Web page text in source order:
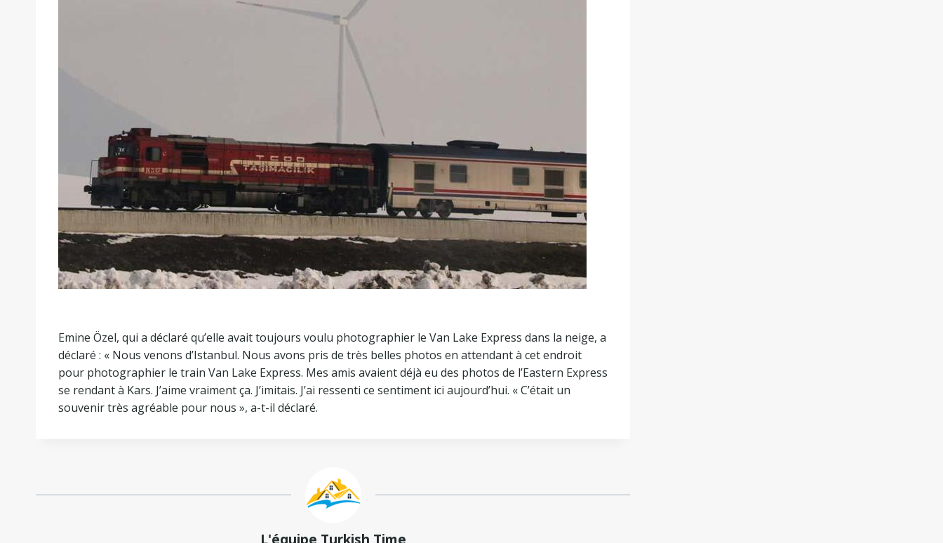
Emine Özel, qui a déclaré qu’elle avait toujours voulu photographier le Van Lake Express dans la neige, a
déclaré : « Nous venons d’Istanbul. Nous avons pris de très belles photos en attendant à cet endroit
pour photographier le train Van Lake Express. Mes amis avaient déjà eu des photos de l’Eastern Express
se rendant à Kars. J’aime vraiment ça. J’imitais. J’ai ressenti ce sentiment ici aujourd’hui. « C’était un
souvenir très agréable pour nous », a-t-il déclaré.